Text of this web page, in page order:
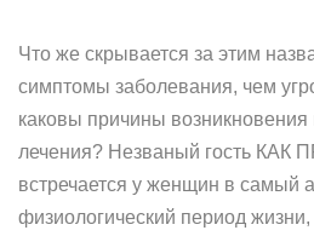
Что же скрывается за этим
симптомы заболевания, чем
каковы причины
лечения? Незваный гость КАК
встречается у женщин в самый
физиологический период